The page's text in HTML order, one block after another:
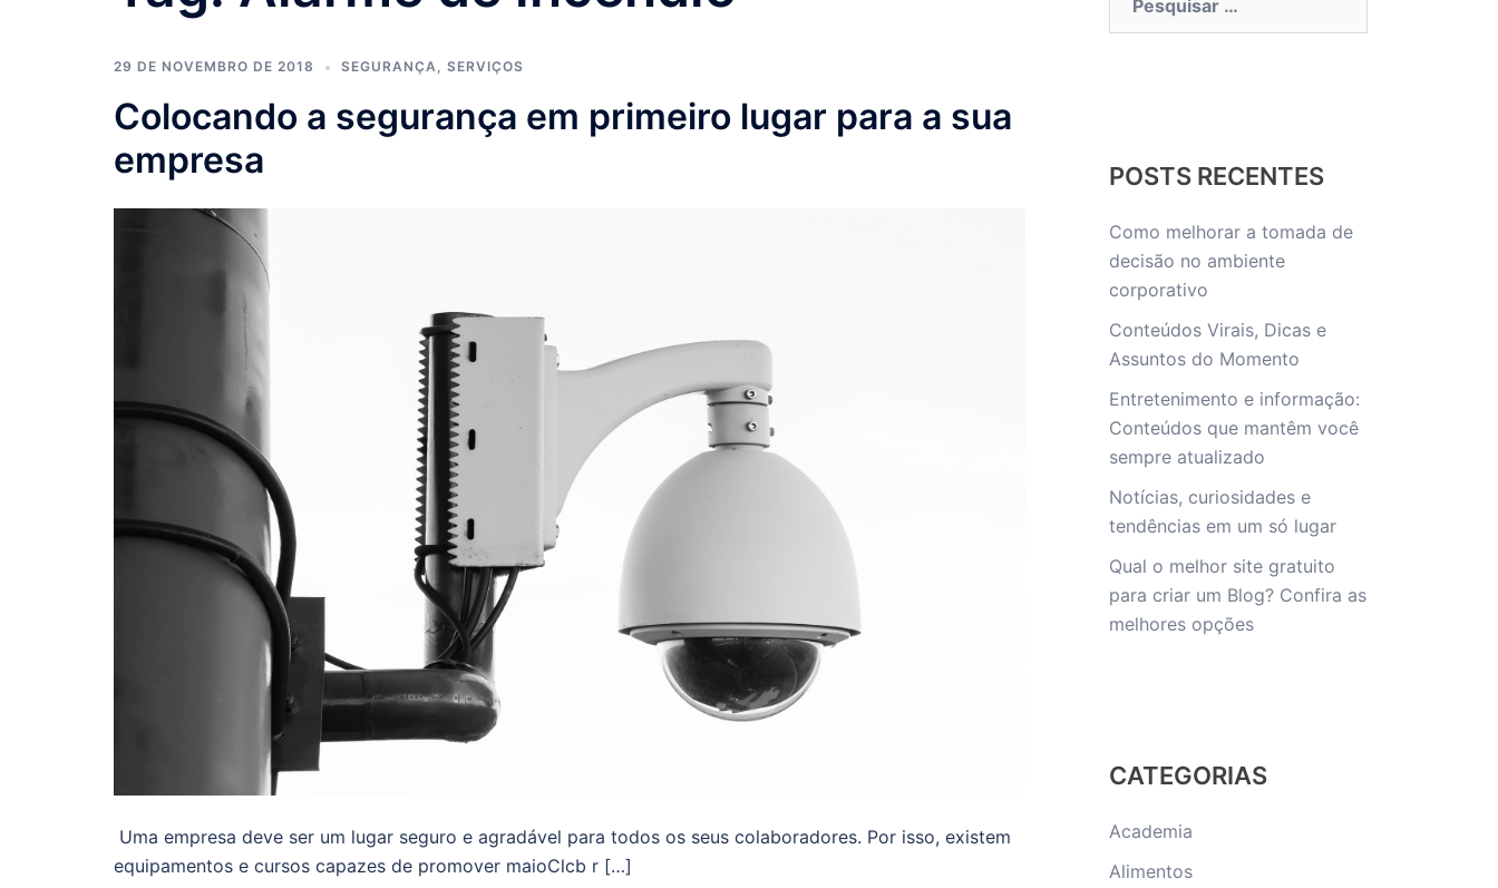
29 DE NOVEMBRO DE 2018 SEGURANÇA, SERVIÇOS
Colocando a segurança em primeiro lugar para a sua
empresa
Uma empresa deve ser um lugar seguro e agradável para todos os seus colaboradores. Por isso, existem
equipamentos e cursos capazes de promover maioClcb r […]
POSTS RECENTES
Como melhorar a tomada de
decisão no ambiente
corporativo
Conteúdos Virais, Dicas e
Assuntos do Momento
Entretenimento e informação:
Conteúdos que mantêm você
sempre atualizado
Notícias, curiosidades e
tendências em um só lugar
Qual o melhor site gratuito
para criar um Blog? Confira as
melhores opções
CATEGORIAS
Academia
Alimentos